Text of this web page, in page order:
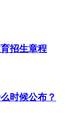
招生章程
时候公布？